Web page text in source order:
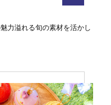
力溢れる旬の素材を活かし